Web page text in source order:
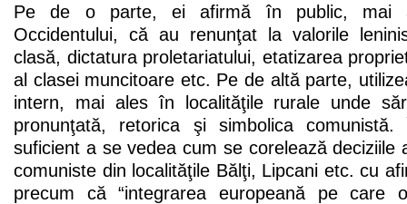
Pe de o parte, ei afirmă în public, mai
Occidentului, că au renunţat la valorile
clasă, dictatura proletariatului, etatizarea
al clasei muncitoare etc. Pe de altă parte,
intern, mai ales în localităţile rurale unde
pronunţată, retorica şi simbolica
suficient a se vedea cum se corelează deciziile
comuniste din localităţile Bălţi, Lipcani etc. cu
precum că “integrarea europeană pe care